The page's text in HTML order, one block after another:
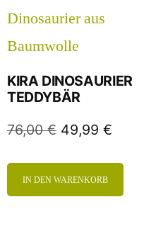
KIRA DINOSAURIER
TEDDYBÄR
76,00€ 49,99 €
IN DEN WARENKORB